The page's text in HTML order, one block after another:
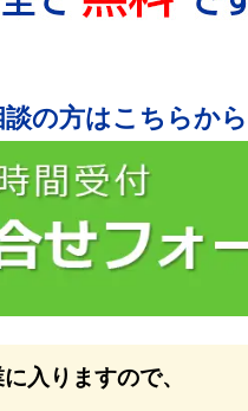
の方はこちらから
入りますので、